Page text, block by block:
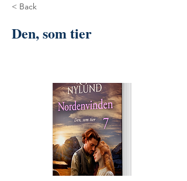
< Back
Den, som tier